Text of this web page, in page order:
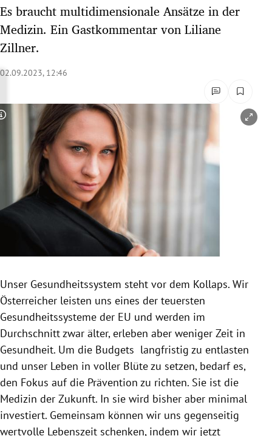
Untermenü
Untermenü
Untermenü
Untermenü
Untermenü
Untermenü
Untermenü
Untermenü
Es braucht multidimensionale Ansätze in der
Medizin. Ein Gastkommentar von Liliane
Zillner.
02.09.2023, 12:46
Copyright-Hinweis öffnen/schließen
Unser Gesundheitssystem steht vor dem Kollaps. Wir
Österreicher leisten uns eines der teuersten
Gesundheitssysteme der EU und werden im
Durchschnitt zwar älter, erleben aber weniger Zeit in
Gesundheit. Um die Budgets langfristig zu entlasten
und unser Leben in voller Blüte zu setzen, bedarf es,
den Fokus auf die Prävention zu richten. Sie ist die
Medizin der Zukunft. In sie wird bisher aber minimal
investiert. Gemeinsam können wir uns gegenseitig
wertvolle Lebenszeit schenken, indem wir jetzt